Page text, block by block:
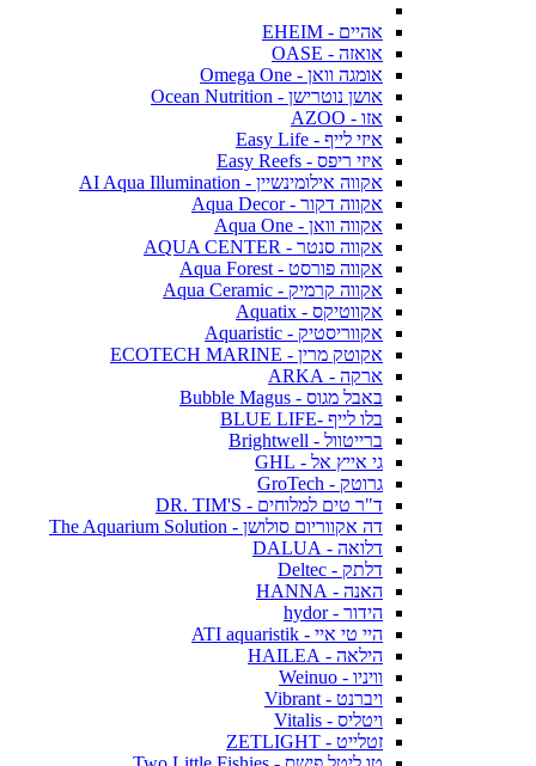
אהיים - EHEIM
אואזה - OASE
אומגה וואן - Omega One
אושן נוטרישן - Ocean Nutrition
אזו - AZOO
איזי לייף - Easy Life
איזי ריפס - Easy Reefs
אקווה אילומינשיין - AI Aqua Illumination
אקווה דקור - Aqua Decor
אקווה וואן - Aqua One
אקווה סנטר - AQUA CENTER
אקווה פורסט - Aqua Forest
אקווה קרמיק - Aqua Ceramic
אקווטיקס - Aquatix
אקווריסטיק - Aquaristic
אקוטק מרין - ECOTECH MARINE
ארקה - ARKA
באבל מגוס - Bubble Magus
בלו לייף -BLUE LIFE
ברייטוול - Brightwell
גי אייץ אל - GHL
גרוטק - GroTech
ד"ר טים למלוחים - DR. TIM'S
דה אקווריום סולושן - The Aquarium Solution
דלואה - DALUA
דלתק - Deltec
האנה - HANNA
הידור - hydor
היי טי איי - ATI aquaristik
הילאה - HAILEA
וויניו - Weinuo
ויברנט - Vibrant
ויטליס - Vitalis
זטלייט - ZETLIGHT